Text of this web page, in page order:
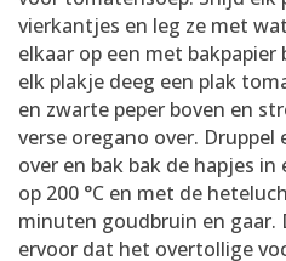
vierkantjes en leg ze met
elkaar op een met bakpapier
elk plakje deeg een plak
en zwarte peper boven en
verse oregano over.
over en bak bak de hapjes
op 200 °C en met de
minuten goudbruin en
ervoor dat het overtollige